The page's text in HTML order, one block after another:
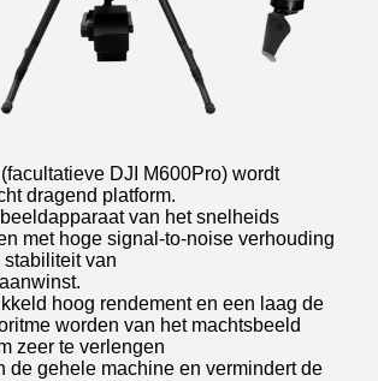
DJI M600Pro) wordt
dragend platform.
van het snelheids
met hoge signal-to-noise verhouding
van
hoog rendement en een laag de
worden van het machtsbeeld
zeer te verlengen
de gehele machine en vermindert de